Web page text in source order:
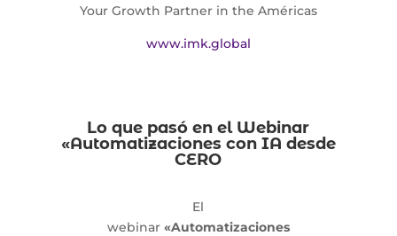
Your Growth Partner in the Américas
www.imk.global
Lo que pasó en el Webinar
«Automatizaciones con IA desde
CERO
El
webinar «Automatizaciones